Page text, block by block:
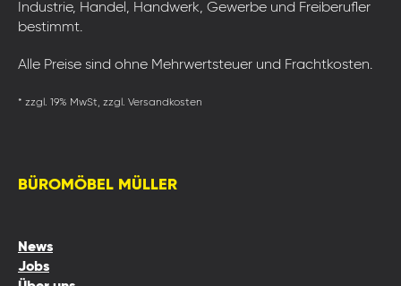
Industrie, Handel, Handwerk, Gewerbe und Freiberufler
bestimmt.
Alle Preise sind ohne Mehrwertsteuer und Frachtkosten.
* zzgl. 19% MwSt, zzgl. Versandkosten
BÜROMÖBEL MÜLLER
News
Jobs